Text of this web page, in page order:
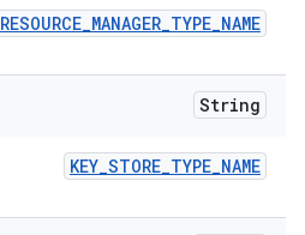
RESOURCE_MANAGER_TYPE_NAME
String
KEY_STORE_TYPE_NAME